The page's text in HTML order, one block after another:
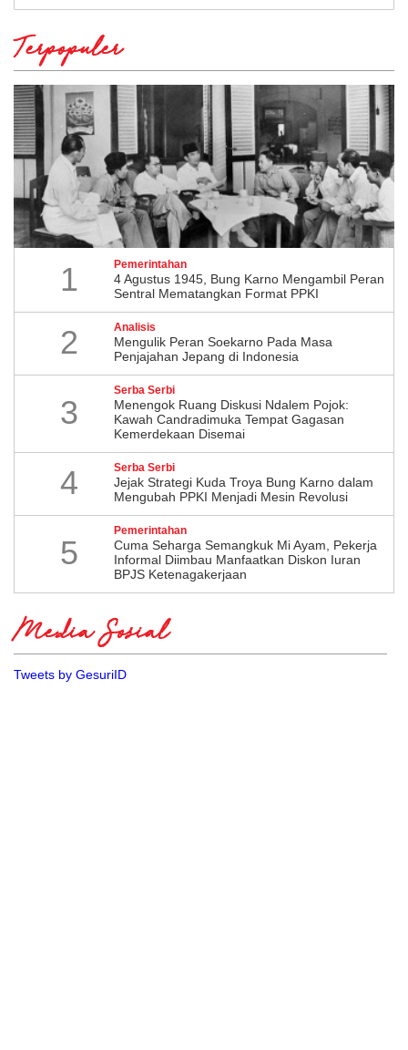
Terpopuler
1 Pemerintahan
4 Agustus 1945, Bung Karno Mengambil Peran
Sentral Mematangkan Format PPKI
2 Analisis
Mengulik Peran Soekarno Pada Masa
Penjajahan Jepang di Indonesia
3
Serba Serbi
Menengok Ruang Diskusi Ndalem Pojok:
Kawah Candradimuka Tempat Gagasan
Kemerdekaan Disemai
4 Serba Serbi
Jejak Strategi Kuda Troya Bung Karno dalam
Mengubah PPKI Menjadi Mesin Revolusi
5
Pemerintahan
Cuma Seharga Semangkuk Mi Ayam, Pekerja
Informal Diimbau Manfaatkan Diskon Iuran
BPJS Ketenagakerjaan
Media Sosial
Tweets by GesuriID